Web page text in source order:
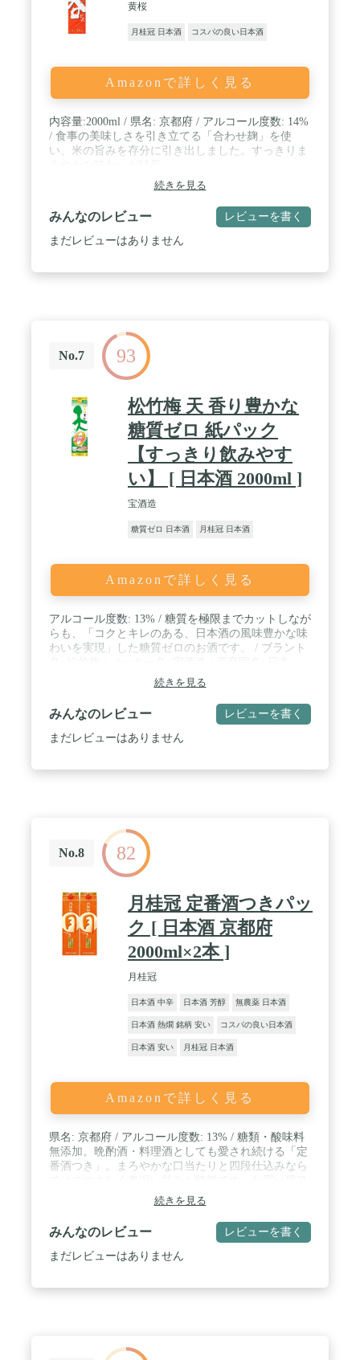
黄桜
月桂冠 日本酒 コスパの良い日本酒
Amazonで詳しく見る
内容量:2000ml / 県名: 京都府 / アルコール度数: 14%
/ 食事の美味しさを引き立てる「合わせ麹」を使
い、米の旨みを存分に引き出しました。すっきりま
続きを見る
みんなのレビュー レビューを書く
まだレビューはありません
No.7 93
松竹梅 天 香り豊かな
糖質ゼロ 紙パック
【すっきり飲みやす
い】 [ 日本酒 2000ml ]
宝酒造
糖質ゼロ 日本酒 月桂冠 日本酒
Amazonで詳しく見る
アルコール度数: 13% / 糖質を極限までカットしなが
らも、「コクとキレのある、日本酒の風味豊かな味
わいを実現」した糖質ゼロのお酒です。 / ブラント
続きを見る
みんなのレビュー レビューを書く
まだレビューはありません
No.8 82
月桂冠 定番酒つきパッ
ク [ 日本酒 京都府
2000ml×2本 ]
月桂冠
日本酒 中辛 日本酒 芳醇 無農薬 日本酒
日本酒 熱燗 銘柄 安い コスパの良い日本酒
日本酒 安い 月桂冠 日本酒
Amazonで詳しく見る
県名: 京都府 / アルコール度数: 13% / 糖類・酸味料
無添加。晩酌酒・料理酒としても愛され続ける「定
番酒つき」。まろやかな口当たりと四段仕込みなら
続きを見る
みんなのレビュー レビューを書く
まだレビューはありません